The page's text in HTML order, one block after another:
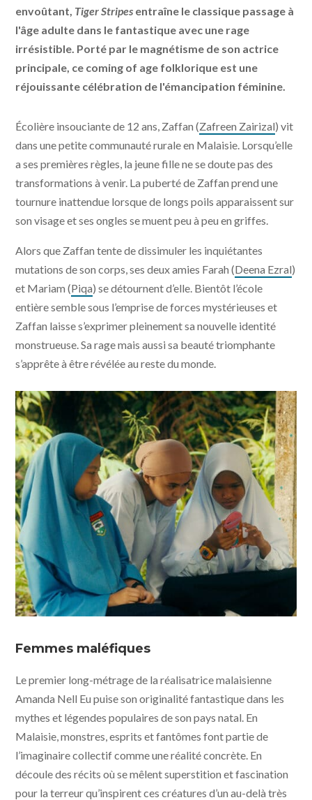
envoûtant, Tiger Stripes entraîne le classique passage à
l'âge adulte dans le fantastique avec une rage
irrésistible. Porté par le magnétisme de son actrice
principale, ce coming of age folklorique est une
réjouissante célébration de l'émancipation féminine.
Écolière insouciante de 12 ans, Zaffan (Zafreen Zairizal) vit
dans une petite communauté rurale en Malaisie. Lorsqu’elle
a ses premières règles, la jeune fille ne se doute pas des
transformations à venir. La puberté de Zaffan prend une
tournure inattendue lorsque de longs poils apparaissent sur
son visage et ses ongles se muent peu à peu en griffes.
Alors que Zaffan tente de dissimuler les inquiétantes
mutations de son corps, ses deux amies Farah (Deena Ezral)
et Mariam (Piqa) se détournent d’elle. Bientôt l’école
entière semble sous l’emprise de forces mystérieuses et
Zaffan laisse s’exprimer pleinement sa nouvelle identité
monstrueuse. Sa rage mais aussi sa beauté triomphante
s’apprête à être révélée au reste du monde.
Forward Entertainment, Akanga Film Asia, Still Moving,
Femmes maléfiques
Le premier long-métrage de la réalisatrice malaisienne
Amanda Nell Eu puise son originalité fantastique dans les
mythes et légendes populaires de son pays natal. En
Malaisie, monstres, esprits et fantômes font partie de
l’imaginaire collectif comme une réalité concrète. En
découle des récits où se mêlent superstition et fascination
pour la terreur qu’inspirent ces créatures d’un au-delà très